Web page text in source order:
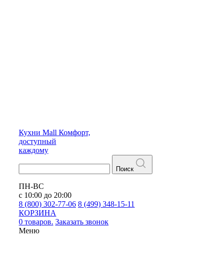
Кухни Mall Комфорт,
доступный
каждому
Поиск
ПН-ВС
с 10:00 до 20:00
8 (800) 302-77-06 8 (499) 348-15-11
КОРЗИНА
0 товаров. Заказать звонок
Меню